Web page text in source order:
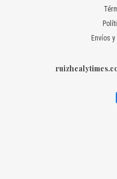
Envíos